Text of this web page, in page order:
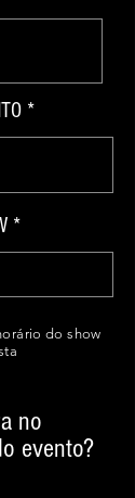
*
*
do show
no
evento?